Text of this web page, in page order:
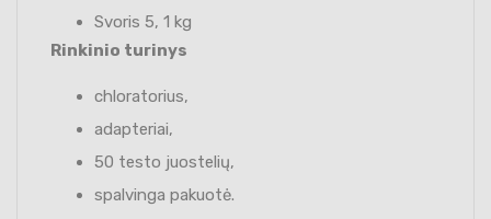
Svoris 5, 1 kg
Rinkinio turinys
chloratorius,
adapteriai,
50 testo juostelių,
spalvinga pakuotė.